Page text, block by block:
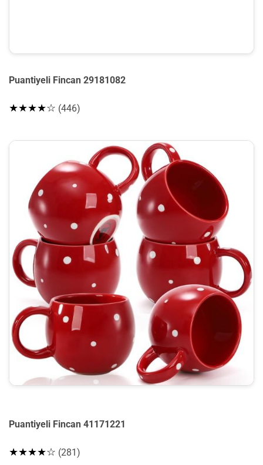
Puantiyeli Fincan 29181082
★★★★☆ (446)
Puantiyeli Fincan 41171221
★★★★☆ (281)